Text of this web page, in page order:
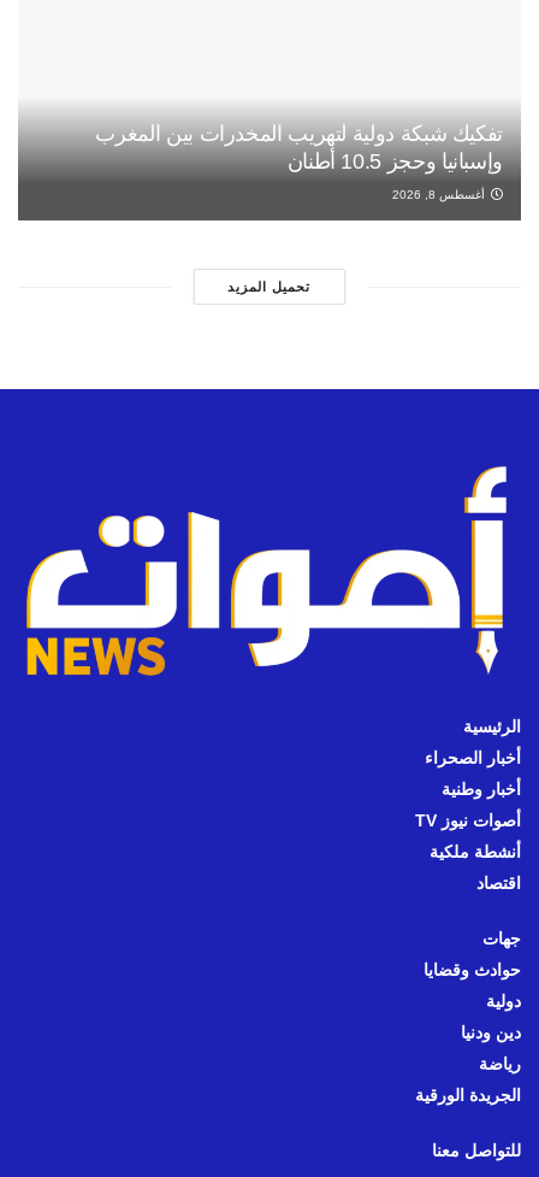
تفكيك شبكة دولية لتهريب المخدرات بين المغرب
وإسبانيا وحجز 10.5 أطنان
أغسطس 8, 2026
تحميل المزيد
الرئيسية
أخبار الصحراء
أخبار وطنية
أصوات نيوز TV
أنشطة ملكية
اقتصاد
جهات
حوادث وقضايا
دولية
دين ودنيا
رياضة
الجريدة الورقية
للتواصل معنا